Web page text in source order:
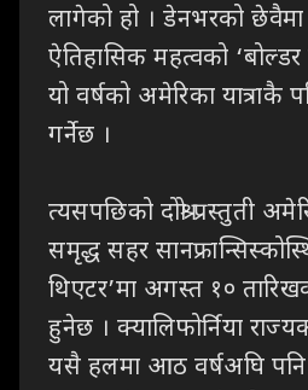
लागेको हो । डेनभरको छेवैमा
ऐतिहासिक महत्वको
यो वर्षको अमेरिका यात्राकै
गर्नेछ ।
त्यसपछिको दोश्रो प्रस्तुती
समृद्ध सहर
थिएटर’मा अगस्त १०
हुनेछ । क्यालिफोर्निया
यसै हलमा आठ वर्षअघि